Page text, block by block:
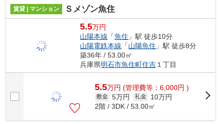
賃貸 | マンション Ｓメゾン魚住
5.5万円
山陽本線 「魚住 」駅 徒歩10分
山陽電鉄本線 「山陽魚住 」駅 徒歩8分
築36年 / 53.00㎡
兵庫県明石市魚住町住吉１丁目
5.5万円 (管理費等：6,000円 )
敷金 5万円 礼金
10万円
2階 / 3DK / 53.00㎡